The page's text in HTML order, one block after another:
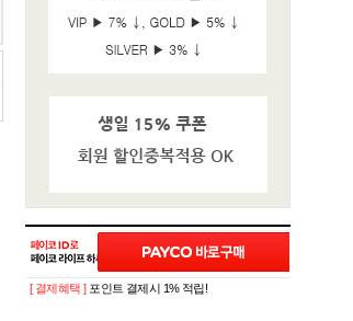
[ 결제혜택 ] 포인트 결제시 1% 적립!